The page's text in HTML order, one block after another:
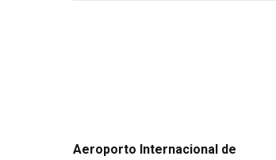
Aeroporto Internacional de